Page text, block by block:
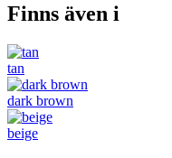
Finns även i
tan
dark brown
beige